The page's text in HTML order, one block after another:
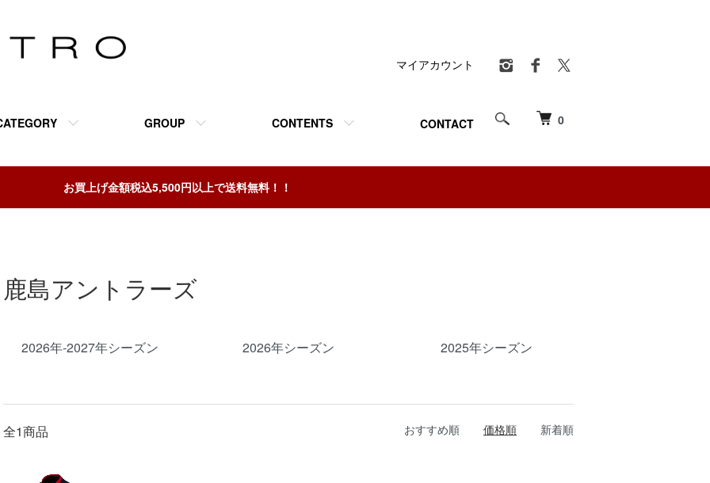
0
GROUP CONTENTS CONTACT
マイアカウント
お買上げ金額税込5,500円以上で送料無料！！
鹿島アントラーズ
カテゴリー一覧
2026年-2027年シーズン 2026年シーズン 2025年シーズン
全1商品 おすすめ順 価格順 新着順